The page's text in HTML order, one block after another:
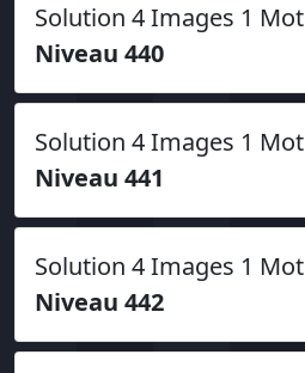
Solution 4 Images 1 Mot
Niveau 440
Solution 4 Images 1 Mot
Niveau 441
Solution 4 Images 1 Mot
Niveau 442